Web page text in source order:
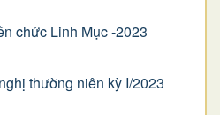
chức Linh Mục -2023
thường niên kỳ I/2023